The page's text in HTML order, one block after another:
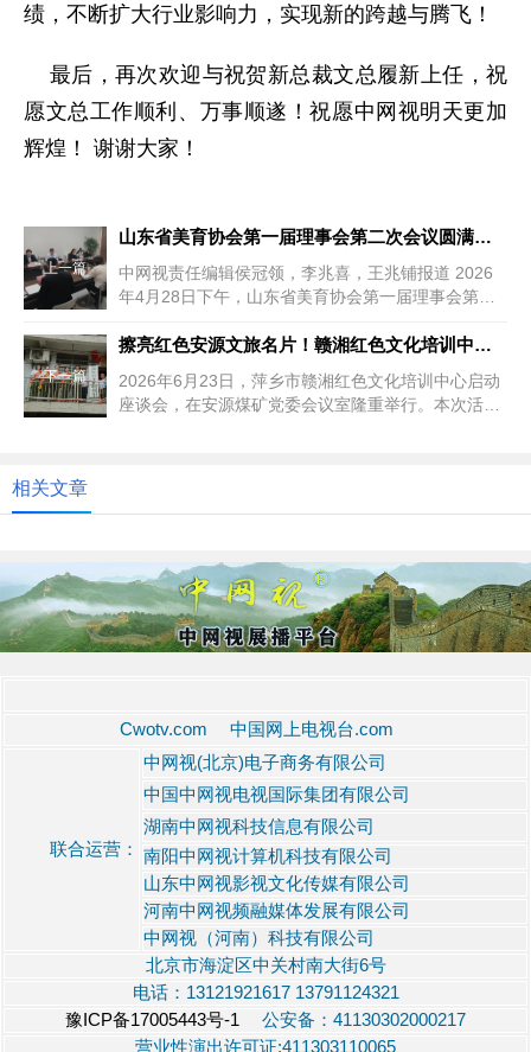
绩，不断扩大行业影响力，实现新的跨越与腾飞！
最后，再次欢迎与祝贺新总裁文总履新上任，祝
愿文总工作顺利、万事顺遂！祝愿中网视明天更加
辉煌！ 谢谢大家！
上一篇
山东省美育协会第一届理事会第二次会议圆满召开 各项报告与决议全部通过
中网视责任编辑侯冠领，李兆喜，王兆铺报道 2026
年4月28日下午，山东省美育协会第一届理事会第二
下一篇
擦亮红色安源文旅名片！赣湘红色文化培训中心在萍乡安源正式启动
2026年6月23日，萍乡市赣湘红色文化培训中心启动
座谈会，在安源煤矿党委会议室隆重举行。本次活动
相关文章
Cwotv.com 中国网上电视台.com
联合运营：
中网视(北京)电子商务有限公司
中国中网视电视国际集团有限公司
湖南中网视科技信息有限公司
南阳中网视计算机科技有限公司
山东中网视影视文化传媒有限公司
河南中网视频融媒体发展有限公司
中网视（河南）科技有限公司
北京市海淀区中关村南大街6号
电话：13121921617 13791124321
豫ICP备17005443号-1
公安备：41130302000217
营业性演出许可证:411303110065